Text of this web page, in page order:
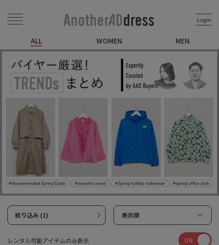
Login
ALL WOMEN MEN
絞り込み (1) 表示順
レンタル可能アイテムのみ表示 ON